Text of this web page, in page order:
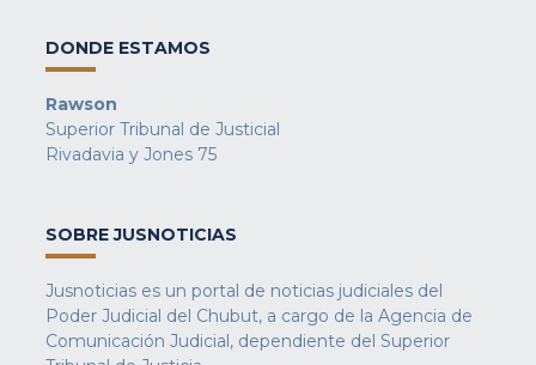
DONDE ESTAMOS
Rawson
Superior Tribunal de Justicial
Rivadavia y Jones 75
SOBRE JUSNOTICIAS
Jusnoticias es un portal de noticias judiciales del
Poder Judicial del Chubut, a cargo de la Agencia de
Comunicación Judicial, dependiente del Superior